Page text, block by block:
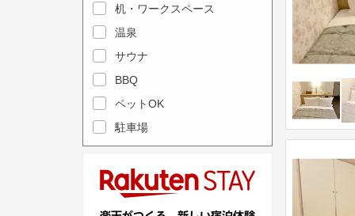
n
s
e
l
c
r
a
n
s
e
e
机・ワークスペース
温泉
サウナ
BBQ
ペットOK
駐車場